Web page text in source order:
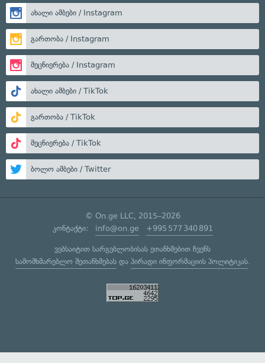
ახალი ამბები / Instagram
გართობა / Instagram
მეცნიერება / Instagram
ახალი ამბები / TikTok
გართობა / TikTok
მეცნიერება / TikTok
ბოლო ამბები / Twitter
© On.ge LLC, 2015–2026
კონტაქტი: info@on.ge +995 577 340 891
ვებსაიტით სარგებლობისას ეთანხმებით ჩვენს
სამომხმარებლო შეთანხმებასდა პირადი ინფორმაციის პოლიტიკას.